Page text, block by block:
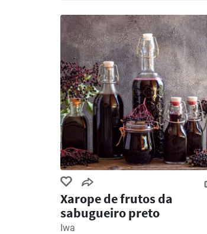
Xarope de frutos da
sabugueiro preto
Iwa